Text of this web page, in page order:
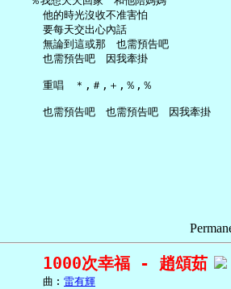
     他的時光沒收不准害怕
     要每天交出心內話
     無論到這或那　也需預告吧
     也需預告吧　因我牽掛
     重唱　＊,＃,＋,％,％
1000次幸福 - 趙頌茹
     曲︰
雷有輝